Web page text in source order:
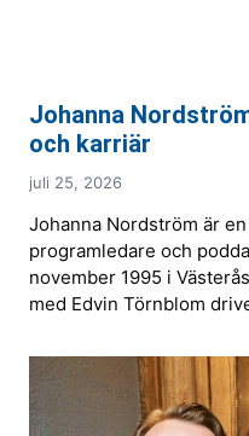
Johanna
och karriär
juli 25, 2026
Johanna Nordström är
programledare och
november 1995 i
med Edvin Törnblom